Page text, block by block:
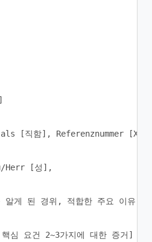
[직함], Referenznummer [XXX]
Herr [성],
알게 된 경위, 적합한 주요 이유 하
심 요건 2~3가지에 대한 증거]